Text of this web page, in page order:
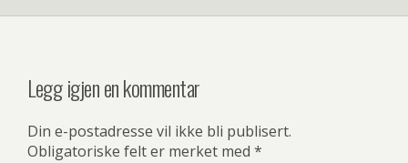
Legg igjen en kommentar
Din e-postadresse vil ikke bli publisert.
Obligatoriske felt er merket med *